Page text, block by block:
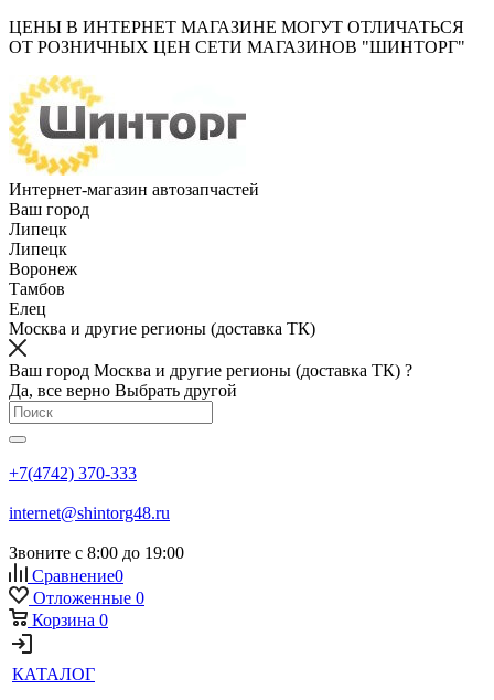
ЦЕНЫ В ИНТЕРНЕТ МАГАЗИНЕ МОГУТ ОТЛИЧАТЬСЯ
ОТ РОЗНИЧНЫХ ЦЕН СЕТИ МАГАЗИНОВ "ШИНТОРГ"
Интернет-магазин автозапчастей
Ваш город
Липецк
Липецк
Воронеж
Тамбов
Елец
Москва и другие регионы (доставка ТК)
Ваш город Москва и другие регионы (доставка ТК) ?
Да, все верно Выбрать другой
+7(4742) 370-333
internet@shintorg48.ru
Звоните с 8:00 до 19:00
Сравнение0
Отложенные 0
Корзина 0
КАТАЛОГ